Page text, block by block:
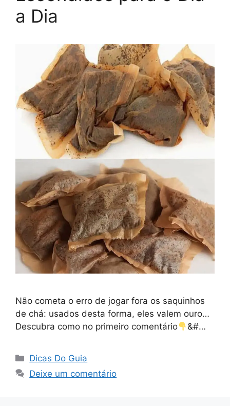
a Dia
Não cometa o erro de jogar fora os saquinhos
de chá: usados desta forma, eles valem ouro…
Descubra como no primeiro comentário
&#…
Categorias
Dicas Do Guia
Deixe um comentário